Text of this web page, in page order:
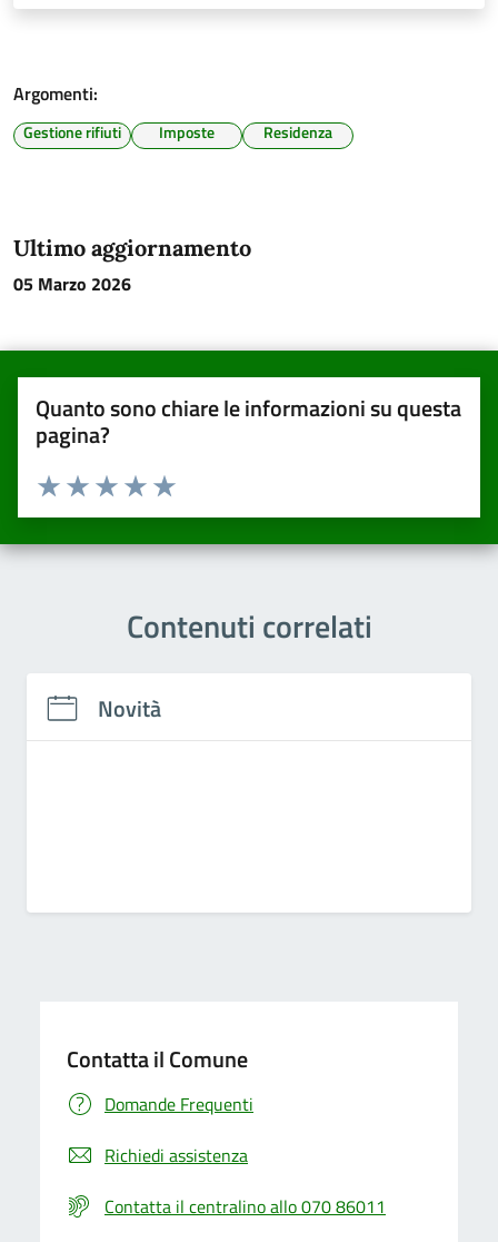
Argomenti:
Gestione rifiuti Imposte Residenza
Ultimo aggiornamento
05 Marzo 2026
Quanto sono chiare le informazioni su questa
pagina?
Valuta da 1 a 5 stelle la pagina
Valuta 5 stelle su 5
Valuta 4 stelle su 5
Valuta 3 stelle su 5
Valuta 2 stelle su 5
Valuta una stella su 5
Contenuti correlati
Novità
Contatta il Comune
Domande Frequenti
Richiedi assistenza
Contatta il centralino allo 070 86011